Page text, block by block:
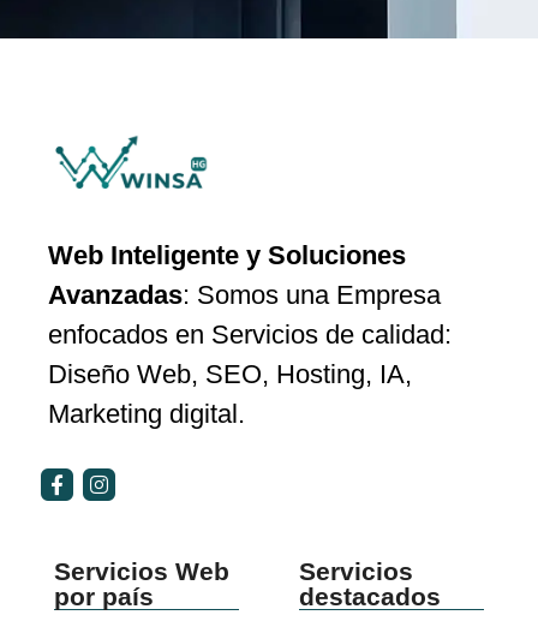
Web Inteligente y Soluciones
Avanzadas: Somos una Empresa
enfocados en Servicios de calidad:
Diseño Web, SEO, Hosting, IA,
Marketing digital.
Servicios Web
por país
Servicios
destacados